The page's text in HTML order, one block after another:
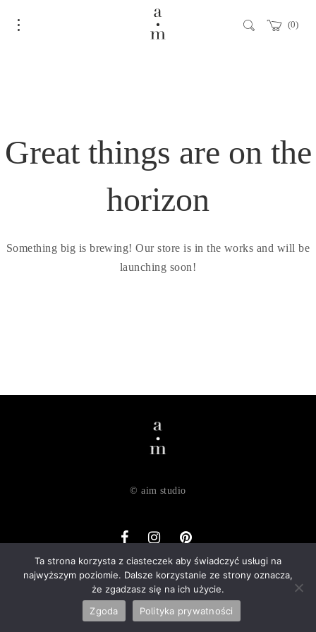
0
Great things are on the
horizon
Something big is brewing! Our store is in the works and will be
launching soon!
Ta strona korzysta z ciasteczek aby świadczyć usługi na
najwyższym poziomie. Dalsze korzystanie ze strony oznacza,
że zgadzasz się na ich użycie.
Zgoda
Polityka prywatności
© aim studio
o nas dostawa zwroty regulamin
polityka prywatności
kontakt